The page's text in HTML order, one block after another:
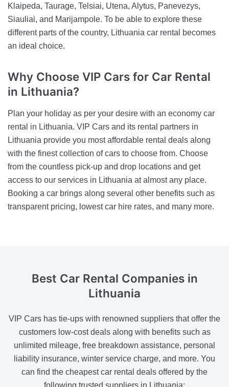
Klaipeda, Taurage, Telsiai, Utena, Alytus, Panevezys,
Siauliai, and Marijampole. To be able to explore these
different parts of the country, Lithuania car rental becomes
an ideal choice.
Why Choose VIP Cars for Car Rental
in Lithuania?
Plan your holiday as per your desire with an economy car
rental in Lithuania. VIP Cars and its rental partners in
Lithuania provide you most affordable rental deals along
with the finest collection of cars to choose from. Choose
from the countless pick-up and drop locations and get
access to our services in Lithuania at almost any place.
Booking a car brings along several other benefits such as
transparent pricing, lowest car hire rates, and many more.
Best Car Rental Companiesin
Lithuania
VIP Cars has tie-ups with renowned suppliers that offer the
customers low-cost deals along with benefits such as
unlimited mileage, free breakdown assistance, personal
liability insurance, winter service charge, and more. You
can find the cheapest car rental deals offered by the
following trusted suppliers in Lithuania: